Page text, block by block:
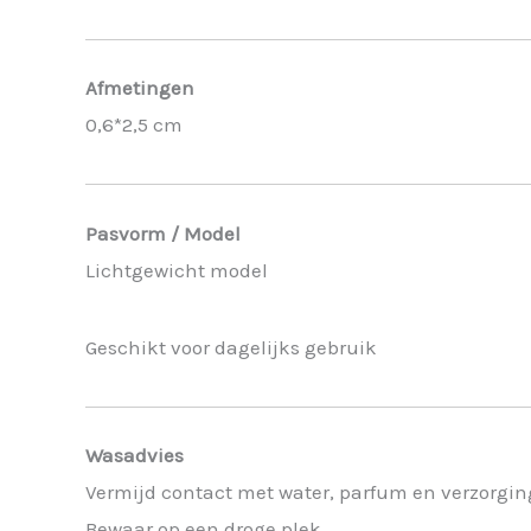
Afmetingen
0,6*2,5 cm
Pasvorm / Model
Lichtgewicht model
Geschikt voor dagelijks gebruik
Wasadvies
Vermijd contact met water, parfum en